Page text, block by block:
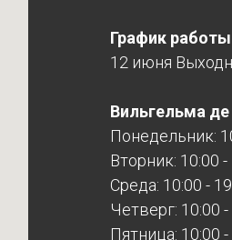
График
12 июня
Вильгельма де
Понедельник:
Вторник: 10:00 -
Среда: 10:00 -
Четверг: 10:00
Пятница: 10:00